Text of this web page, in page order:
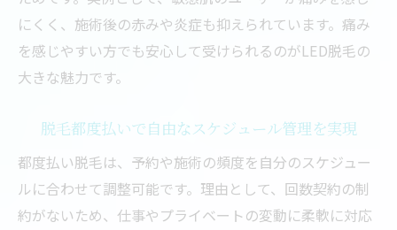
にくく、施術後の赤みや炎症も抑えられています。痛み
を感じやすい方でも安心して受けられるのがLED脱毛の
大きな魅力です。
脱毛都度払いで自由なスケジュール管理を実現
都度払い脱毛は、予約や施術の頻度を自分のスケジュー
ルに合わせて調整可能です。理由として、回数契約の制
約がないため、仕事やプライベートの変動に柔軟に対応